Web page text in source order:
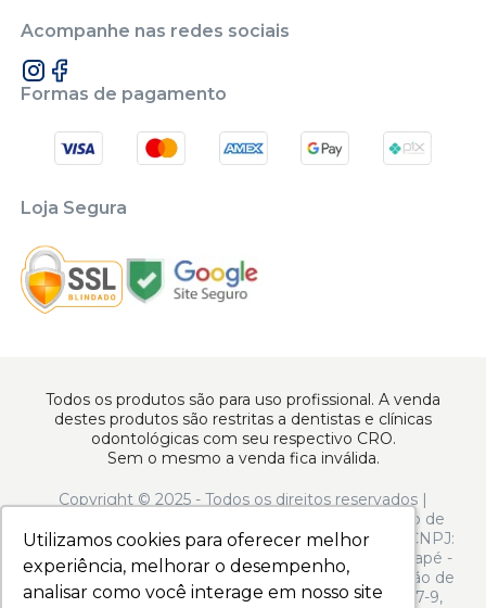
Utilizamos cookies para oferecer melhor
experiência, melhorar o desempenho,
analisar como você interage em nosso site
Utilizamos cookies para oferecer melhor
experiência, melhorar o desempenho,
analisar como você interage em nosso site
Acompanhe nas redes sociais
Formas de pagamento
Loja Segura
Todos os produtos são para uso profissional. A venda
destes produtos são restritas a dentistas e clínicas
odontológicas com seu respectivo CRO.
Sem o mesmo a venda fica inválida.
Copyright © 2025 - Todos os direitos reservados |
www.apoiodental.com.br | Apoio Dental Comércio de
Produtos e Equipamentos Odontológicos LTDA | CNPJ:
10.925.214/0001-22 | Rua Serra de Juréa, 250 - Tatuapé -
São Paulo - SP - CEP 03323-020 | N° de Autorização de
Funcionamento ANVISA: - Medicamentos: 1.13.597-9,